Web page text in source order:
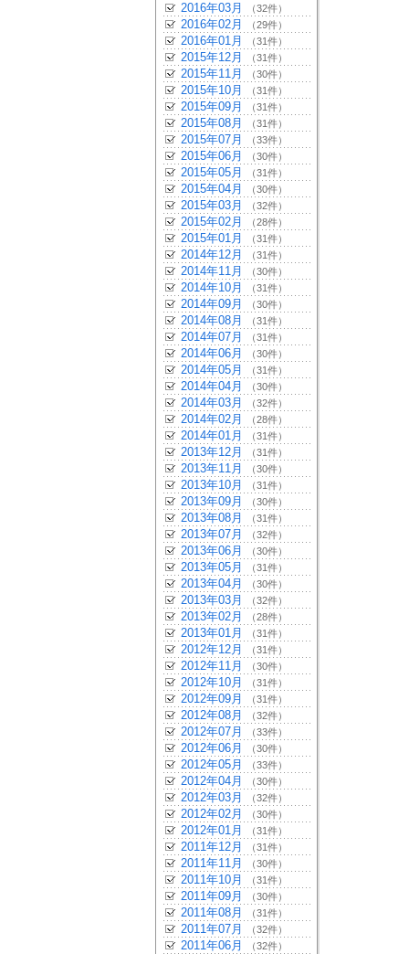
2016年03月 （32件）
2016年02月 （29件）
2016年01月 （31件）
2015年12月 （31件）
2015年11月 （30件）
2015年10月 （31件）
2015年09月 （31件）
2015年08月 （31件）
2015年07月 （33件）
2015年06月 （30件）
2015年05月 （31件）
2015年04月 （30件）
2015年03月 （32件）
2015年02月 （28件）
2015年01月 （31件）
2014年12月 （31件）
2014年11月 （30件）
2014年10月 （31件）
2014年09月 （30件）
2014年08月 （31件）
2014年07月 （31件）
2014年06月 （30件）
2014年05月 （31件）
2014年04月 （30件）
2014年03月 （32件）
2014年02月 （28件）
2014年01月 （31件）
2013年12月 （31件）
2013年11月 （30件）
2013年10月 （31件）
2013年09月 （30件）
2013年08月 （31件）
2013年07月 （32件）
2013年06月 （30件）
2013年05月 （31件）
2013年04月 （30件）
2013年03月 （32件）
2013年02月 （28件）
2013年01月 （31件）
2012年12月 （31件）
2012年11月 （30件）
2012年10月 （31件）
2012年09月 （31件）
2012年08月 （32件）
2012年07月 （33件）
2012年06月 （30件）
2012年05月 （33件）
2012年04月 （30件）
2012年03月 （32件）
2012年02月 （30件）
2012年01月 （31件）
2011年12月 （31件）
2011年11月 （30件）
2011年10月 （31件）
2011年09月 （30件）
2011年08月 （31件）
2011年07月 （32件）
2011年06月 （32件）